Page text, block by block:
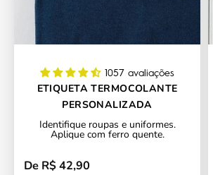
1057 avaliações
ETIQUETA TERMOCOLANTE
PERSONALIZADA
Identifique roupas e uniformes.
Aplique com ferro quente.
Preço promocional
De R$ 42,90